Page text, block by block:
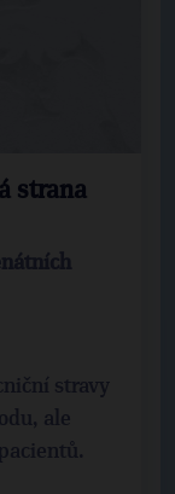
strana
stravy
ale